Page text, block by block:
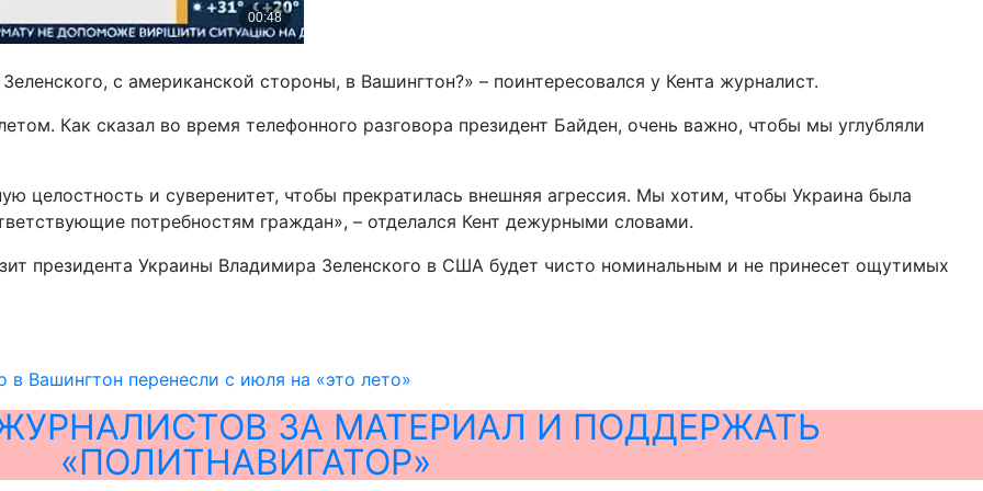
с американской стороны, в Вашингтон?» – поинтересовался у Кента журналист.
Как сказал во время телефонного разговора президент Байден, очень важно, чтобы мы углубляли
целостность и суверенитет, чтобы прекратилась внешняя агрессия. Мы хотим, чтобы Украина была
потребностям граждан», – отделался Кент дежурными словами.
президента Украины Владимира Зеленского в США будет чисто номинальным и не принесет ощутимых
в Вашингтон перенесли с июля на «это лето»
ЗА МАТЕРИАЛ И ПОДДЕРЖАТЬ
«ПОЛИТНАВИГАТОР»